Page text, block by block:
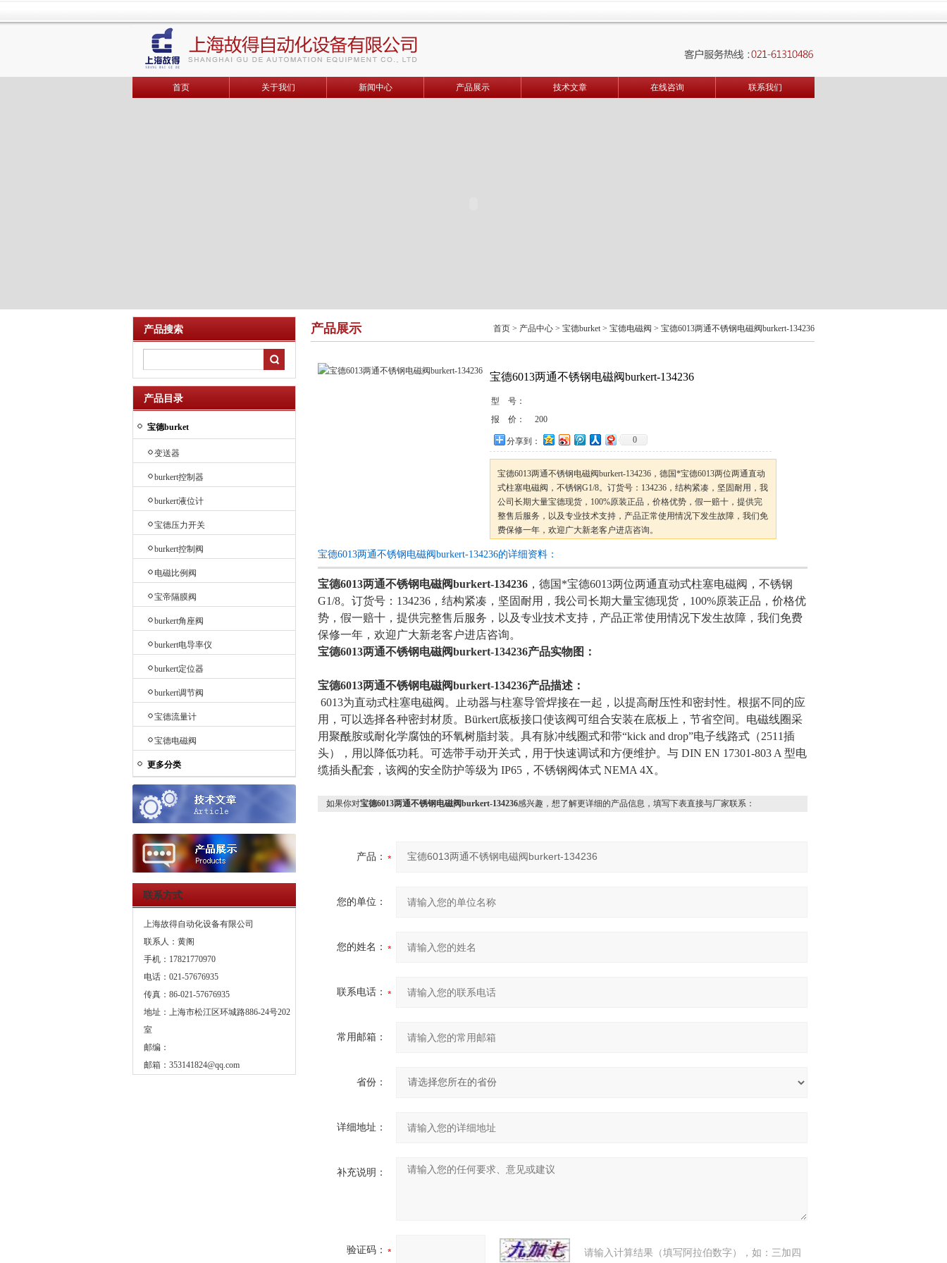
首页 关于我们 新闻中心 产品展示 技术文章 在线咨询 联系我们
产品搜索
产品目录
宝德burket
变送器
burkert控制器
burkert液位计
宝德压力开关
burkert控制阀
电磁比例阀
宝帝隔膜阀
burkert角座阀
burkert电导率仪
burkert定位器
burkert调节阀
宝德流量计
宝德电磁阀
更多分类
联系方式
上海故得自动化设备有限公司
联系人：黄阁
手机：17821770970
电话：021-57676935
传真：86-021-57676935
地址：上海市松江区环城路886-24号202
室
邮编：
邮箱： 353141824@qq.com
产品展示 首页 > 产品中心 > 宝德burket > 宝德电磁阀 > 宝德6013两通不锈钢电磁阀burkert-134236
宝德6013两通不锈钢电磁阀burkert-134236
型 号：
报 价：
200
分享到： 0
宝德6013两通不锈钢电磁阀burkert-134236，德国*宝德6013两位两通直动
式柱塞电磁阀，不锈钢G1/8。订货号：134236，结构紧凑，坚固耐用，我
公司长期大量宝德现货，100%原装正品，价格优势，假一赔十，提供完
整售后服务，以及专业技术支持，产品正常使用情况下发生故障，我们免
费保修一年，欢迎广大新老客户进店咨询。
宝德6013两通不锈钢电磁阀burkert-134236的详细资料：
宝德6013两通不锈钢电磁阀burkert-134236 ，德国*宝德6013两位两通直动式柱塞电磁阀，不锈钢
G1/8。订货号：134236，结构紧凑，坚固耐用，我公司长期大量宝德现货，100%原装正品，价格优
势，假一赔十，提供完整售后服务，以及专业技术支持，产品正常使用情况下发生故障，我们免费
保修一年，欢迎广大新老客户进店咨询。
宝德6013两通不锈钢电磁阀burkert-134236产品实物图：
宝德6013两通不锈钢电磁阀burkert-134236产品描述：
6013为直动式柱塞电磁阀。止动器与柱塞导管焊接在一起，以提高耐压性和密封性。根据不同的应
用，可以选择各种密封材质。Bürkert底板接口使该阀可组合安装在底板上，节省空间。电磁线圈采
用聚酰胺或耐化学腐蚀的环氧树脂封装。具有脉冲线圈式和带“kick and drop”电子线路式（2511插
头），用以降低功耗。可选带手动开关式，用于快速调试和方便维护。与 DIN EN 17301-803 A 型电
缆插头配套，该阀的安全防护等级为 IP65，不锈钢阀体式 NEMA 4X。
如果你对宝德6013两通不锈钢电磁阀burkert-134236感兴趣，想了解更详细的产品信息，填写下表直接与厂家联系：
产品：
您的单位：
您的姓名：
联系电话：
常用邮箱：
省份：
详细地址：
补充说明：
验证码： 请输入计算结果（填写阿拉伯数字），如：三加四